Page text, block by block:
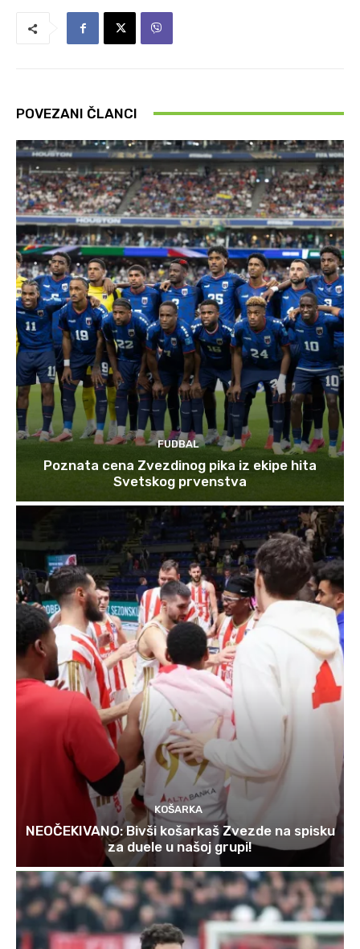
POVEZANI ČLANCI
FUDBAL
Poznata cena Zvezdinog pika iz ekipe hita
Svetskog prvenstva
KOŠARKA
NEOČEKIVANO: Bivši košarkaš Zvezde na spisku
za duele u našoj grupi!